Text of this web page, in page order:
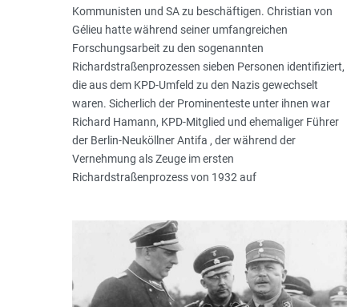
Kommunisten und SA zu beschäftigen. Christian von
Gélieu hatte während seiner umfangreichen
Forschungsarbeit zu den sogenannten
Richardstraßenprozessen sieben Personen identifiziert,
die aus dem KPD-Umfeld zu den Nazis gewechselt
waren. Sicherlich der Prominenteste unter ihnen war
Richard Hamann, KPD-Mitglied und ehemaliger Führer
der Berlin-Neuköllner Antifa , der während der
Vernehmung als Zeuge im ersten
Richardstraßenprozess von 1932 auf